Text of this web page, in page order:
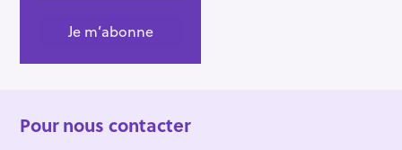
Pour nous contacter